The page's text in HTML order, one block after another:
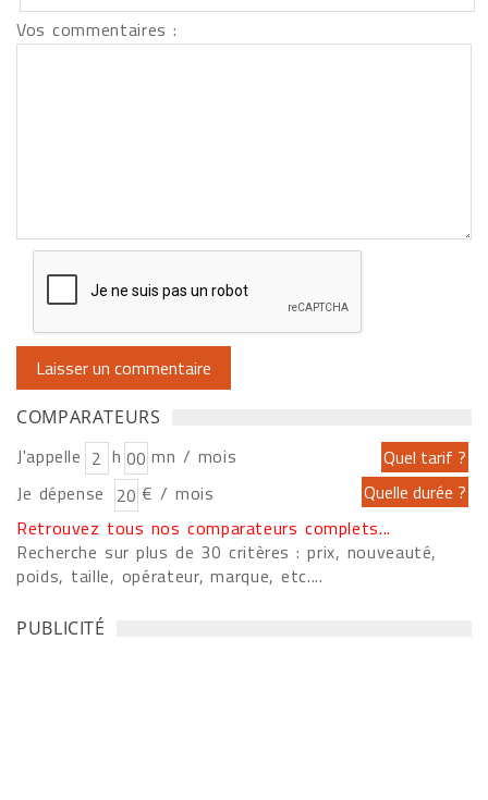
Vos commentaires :
COMPARATEURS
J'appelle h
mn / mois
Je dépense
€ / mois
Retrouvez tous nos comparateurs complets...
Recherche sur plus de 30 critères : prix, nouveauté,
poids, taille, opérateur, marque, etc....
PUBLICITÉ